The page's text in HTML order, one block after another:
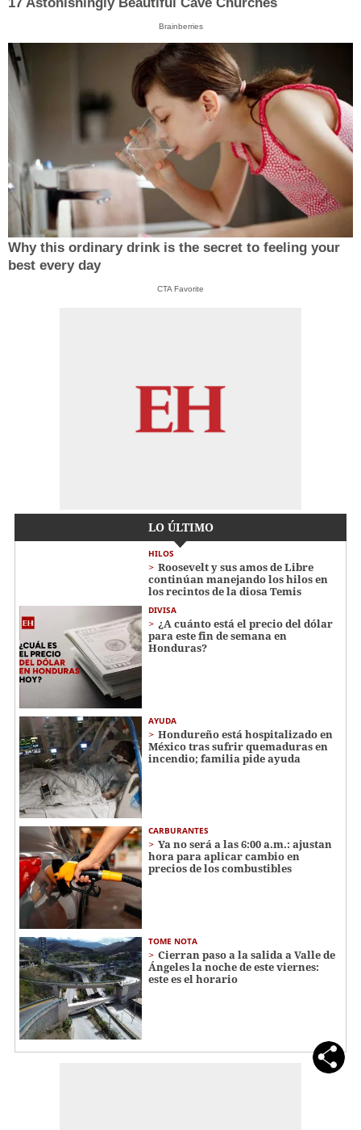
Brainberries
Why this ordinary drink is the secret to feeling your
best every day
CTA Favorite
LO ÚLTIMO
HILOS
Roosevelt y sus amos de Libre
continúan manejando los hilos en
los recintos de la diosa Temis
DIVISA
¿A cuánto está el precio del dólar
para este fin de semana en
Honduras?
AYUDA
Hondureño está hospitalizado en
México tras sufrir quemaduras en
incendio; familia pide ayuda
CARBURANTES
Ya no será a las 6:00 a.m.: ajustan
hora para aplicar cambio en
precios de los combustibles
TOME NOTA
Cierran paso a la salida a Valle de
Ángeles la noche de este viernes:
este es el horario